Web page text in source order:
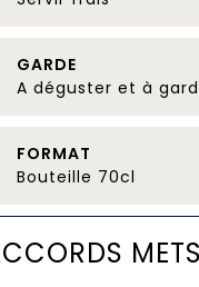
GARDE
A déguster et à
FORMAT
Bouteille 70cl